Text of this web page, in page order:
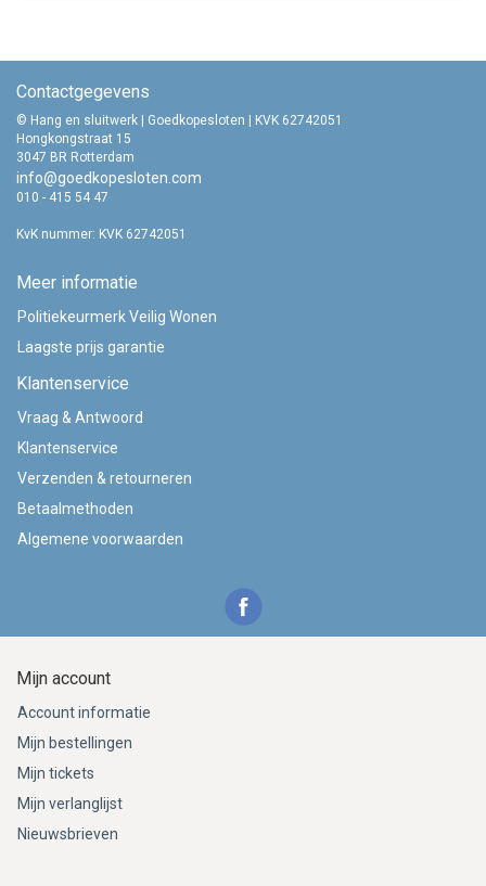
Contactgegevens
© Hang en sluitwerk | Goedkopesloten | KVK 62742051
Hongkongstraat 15
3047 BR Rotterdam
info@goedkopesloten.com
010 - 415 54 47
KvK nummer: KVK 62742051
Meer informatie
Politiekeurmerk Veilig Wonen
Laagste prijs garantie
Klantenservice
Vraag & Antwoord
Klantenservice
Verzenden & retourneren
Betaalmethoden
Algemene voorwaarden
Mijn account
Account informatie
Mijn bestellingen
Mijn tickets
Mijn verlanglijst
Nieuwsbrieven